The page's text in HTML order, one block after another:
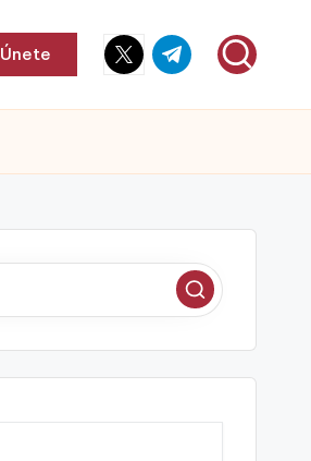
Únete
Elemento
del
Elemento
del